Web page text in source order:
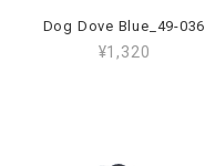
Dog Dove Blue_49-036
¥1,320